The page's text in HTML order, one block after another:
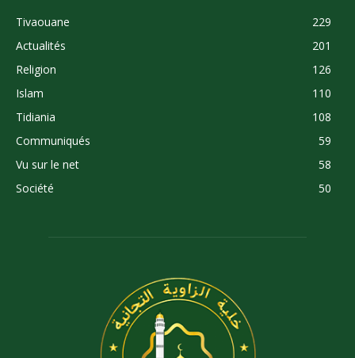
Tivaouane
229
Actualités
201
Religion
126
Islam
110
Tidiania
108
Communiqués
59
Vu sur le net
58
Société
50